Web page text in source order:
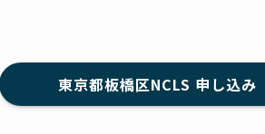
東京都板橋区NCLS 申し込み